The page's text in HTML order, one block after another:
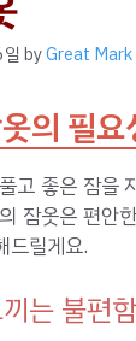
byGreat Mark
의 필
고 좋은 잠을
잠옷은 편안
드릴게요.
는 불편